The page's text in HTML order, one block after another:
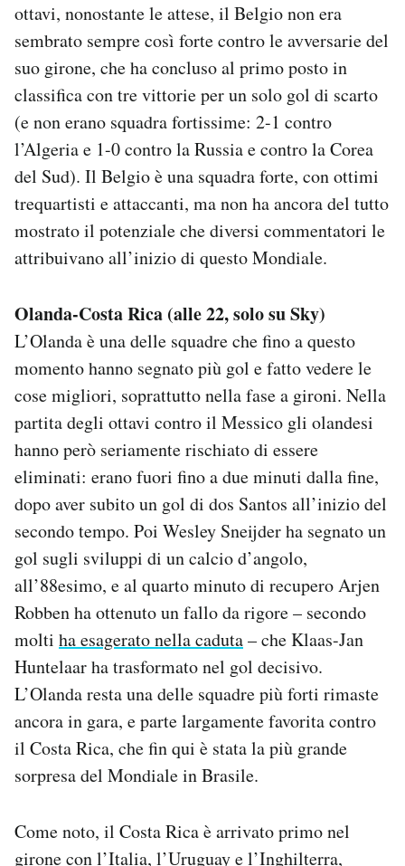
ottavi, nonostante le attese, il Belgio non era
sembrato sempre così forte contro le avversarie del
suo girone, che ha concluso al primo posto in
classifica con tre vittorie per un solo gol di scarto
(e non erano squadra fortissime: 2-1 contro
l’Algeria e 1-0 contro la Russia e contro la Corea
del Sud). Il Belgio è una squadra forte, con ottimi
trequartisti e attaccanti, ma non ha ancora del tutto
mostrato il potenziale che diversi commentatori le
attribuivano all’inizio di questo Mondiale.
Olanda-Costa Rica (alle 22, solo su Sky)
L’Olanda è una delle squadre che fino a questo
momento hanno segnato più gol e fatto vedere le
cose migliori, soprattutto nella fase a gironi. Nella
partita degli ottavi contro il Messico gli olandesi
hanno però seriamente rischiato di essere
eliminati: erano fuori fino a due minuti dalla fine,
dopo aver subito un gol di dos Santos all’inizio del
secondo tempo. Poi Wesley Sneijder ha segnato un
gol sugli sviluppi di un calcio d’angolo,
all’88esimo, e al quarto minuto di recupero Arjen
Robben ha ottenuto un fallo da rigore – secondo
molti ha esagerato nella caduta– che Klaas-Jan
Huntelaar ha trasformato nel gol decisivo.
L’Olanda resta una delle squadre più forti rimaste
ancora in gara, e parte largamente favorita contro
il Costa Rica, che fin qui è stata la più grande
sorpresa del Mondiale in Brasile.
Come noto, il Costa Rica è arrivato primo nel
girone con l’Italia, l’Uruguay e l’Inghilterra,